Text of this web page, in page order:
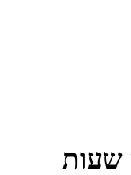
שעות